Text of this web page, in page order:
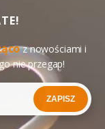
z nowościami i
nie przegap!
ZAPISZ